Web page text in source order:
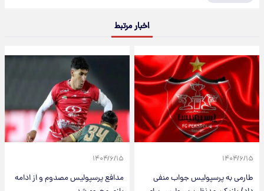
اخبار مرتبط
۱۴۰۴/۶/۱۵
طارمی به پرسپولیس جواب منفی
۱۴۰۴/۶/۱۵
مدافع پرسپولیس مصدوم و از ادامه